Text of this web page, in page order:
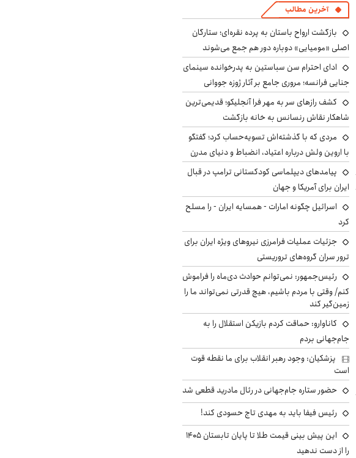
آخرین مطالب
بازگشت ارواح باستان به پرده نقره‌ای؛ ستارگان
اصلی «مومیایی» دوباره دور هم جمع می‌شوند
ادای احترام سن سباستین به پدرخوانده سینمای
جنایی فرانسه؛ مروری جامع بر آثار ژوزه جووانی
کشف رازهای سر به مهر فرا آنجلیکو؛ قدیمی‌ترین
شاهکار نقاش رنسانس به خانه بازگشت
مردی که با گذشته‌اش تسویه‌حساب کرد؛ گفتگو
با اروین ولش درباره اعتیاد، انضباط و دنیای مدرن
پیامدهای دیپلماسی کودکستانی ترامپ در قبال
ایران برای آمریکا و جهان
اسرائیل چگونه امارات - همسایه ایران - را مسلح
کرد
جزئیات عملیات فرامرزی نیروهای ویژه ایران برای
ترور سران گروه‌های تروریستی
رئیس‌جمهور: نمی‌توانم حوادث دی‌ماه را فراموش
کنم/ وقتی با مردم باشیم، هیچ قدرتی نمی‌تواند ما را
زمین‌گیر کند
کاناوارو: حماقت کردم بازیکن استقلال را به
جام‌جهانی بردم
پزشکیان: وجود رهبر انقلاب برای ما نقطه قوت
است
حضور ستاره جام‌جهانی در رئال مادرید قطعی شد
رئیس فیفا باید به مهدی تاج حسودی کند!
این پیش بینی قیمت طلا تا پایان تابستان ۱۴۰۵
را از دست ندهید